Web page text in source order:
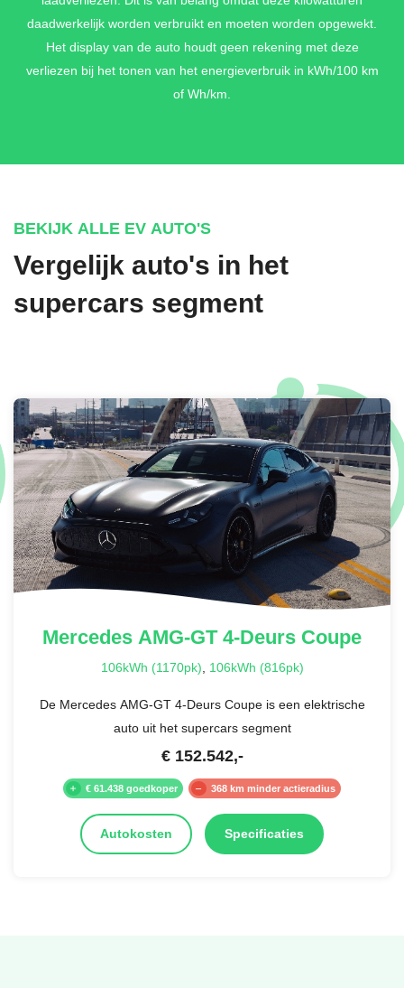
daadwerkelijk worden verbruikt en moeten worden opgewekt.
Het display van de auto houdt geen rekening met deze
verliezen bij het tonen van het energieverbruik in kWh/100 km
of Wh/km.
BEKIJK ALLE EV AUTO'S
Vergelijk auto's in het
supercars segment
MercedesAMG-GT 4-Deurs Coupe
106kWh (1170pk), 106kWh (816pk)
De Mercedes AMG-GT 4-Deurs Coupe is een elektrische
auto uit het supercars segment
€ 152.542,-
€ 61.438 goedkoper 368 km minder actieradius
Autokosten Specificaties